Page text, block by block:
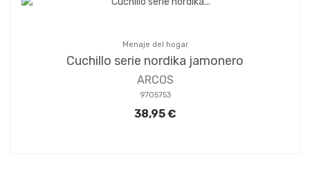
Menaje del hogar
Cuchillo serie nordika jamonero
ARCOS
9705753
38,95 €